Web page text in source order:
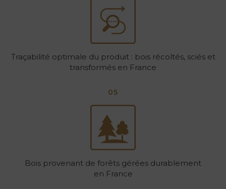
Traçabilité optimale du produit : bois récoltés, sciés et
transformés en France
05
Bois provenant de forêts gérées durablement
en France